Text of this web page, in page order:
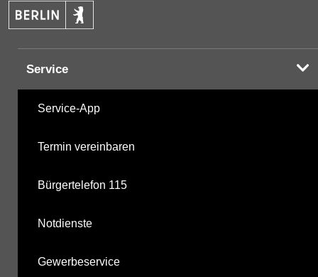
Service
Service-App
Termin vereinbaren
Bürgertelefon 115
Notdienste
Gewerbeservice